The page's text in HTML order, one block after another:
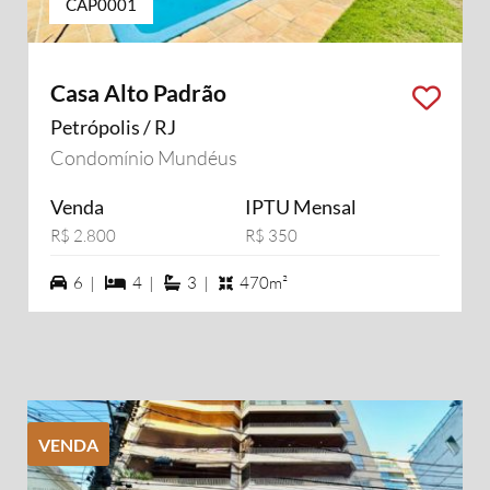
Casa Alto Padrão
Petrópolis / RJ
Condomínio Mundéus
Venda
R$ 2.800
IPTU Mensal
R$ 350
6 vagas na garagem
6 | 4 dormiórios
4 | 3 suítes
3 | 470m²
VENDA